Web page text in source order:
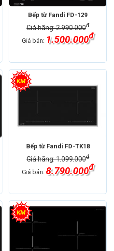
Bếp từ Fandi FD-129
Giá hãng: 2.990.000đ
Giá bán: 1.500.000đ
Bếp từ Fandi FD-TK18
Giá hãng: 1.099.000đ
Giá bán:8.790.000đ